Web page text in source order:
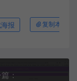
报 复制本文链
：